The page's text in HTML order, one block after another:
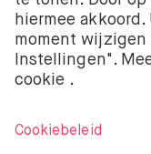
BUX B.V.
beleggers
nemen of
kent risico’s. De